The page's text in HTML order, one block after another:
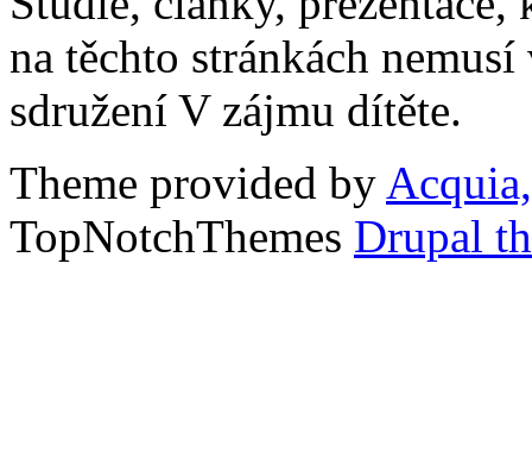
na těchto stránkách
sdružení V zájmu dítěte.
Theme provided by
TopNotchThemes Drupal